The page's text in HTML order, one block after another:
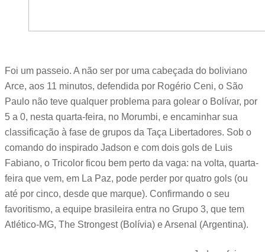
Foi um passeio. A não ser por uma cabeçada do boliviano
Arce, aos 11 minutos, defendida por Rogério Ceni, o São
Paulo não teve qualquer problema para golear o Bolívar, por
5 a 0, nesta quarta-feira, no Morumbi, e encaminhar sua
classificação à fase de grupos da Taça Libertadores. Sob o
comando do inspirado Jadson e com dois gols de Luis
Fabiano, o Tricolor ficou bem perto da vaga: na volta, quarta-
feira que vem, em La Paz, pode perder por quatro gols (ou
até por cinco, desde que marque). Confirmando o seu
favoritismo, a equipe brasileira entra no Grupo 3, que tem
Atlético-MG, The Strongest (Bolívia) e Arsenal (Argentina).